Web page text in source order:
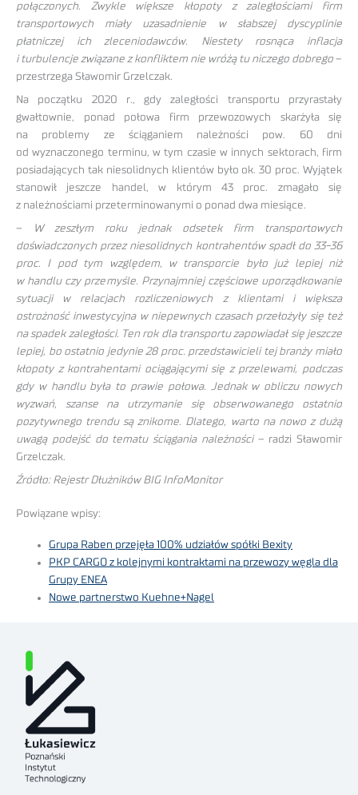
połączonych. Zwykle większe kłopoty z zaległościami firm
transportowych miały uzasadnienie w słabszej dyscyplinie
płatniczej ich zleceniodawców. Niestety rosnąca inflacja
i turbulencje związane z konfliktem nie wróżą tu niczego dobrego –
przestrzega Sławomir Grzelczak.
Na początku 2020 r., gdy zaległości transportu przyrastały
gwałtownie, ponad połowa firm przewozowych skarżyła się
na problemy ze ściąganiem należności pow. 60 dni
od wyznaczonego terminu, w tym czasie w innych sektorach, firm
posiadających tak niesolidnych klientów było ok. 30 proc. Wyjątek
stanowił jeszcze handel, w którym 43 proc. zmagało się
z należnościami przeterminowanymi o ponad dwa miesiące.
–
W zeszłym roku jednak odsetek firm transportowych
doświadczonych przez niesolidnych kontrahentów spadł do 33-36
proc. I pod tym względem, w transporcie było już lepiej niż
w handlu czy przemyśle. Przynajmniej częściowe uporządkowanie
sytuacji w relacjach rozliczeniowych z klientami i większa
ostrożność inwestycyjna w niepewnych czasach przełożyły się też
na spadek zaległości. Ten rok dla transportu zapowiadał się jeszcze
lepiej, bo ostatnio jedynie 28 proc. przedstawicieli tej branży miało
kłopoty z kontrahentami ociągającymi się z przelewami, podczas
gdy w handlu była to prawie połowa. Jednak w obliczu nowych
wyzwań, szanse na utrzymanie się obserwowanego ostatnio
pozytywnego trendu są znikome. Dlatego, warto na nowo z dużą
uwagą podejść do tematu ściągania należności– radzi Sławomir
Grzelczak.
Źródło: Rejestr Dłużników BIG InfoMonitor
Powiązane wpisy:
Grupa Raben przejęła 100% udziałów spółki Bexity
PKP CARGO z kolejnymi kontraktami na przewozy węgla dla
Grupy ENEA
Nowe partnerstwo Kuehne+Nagel